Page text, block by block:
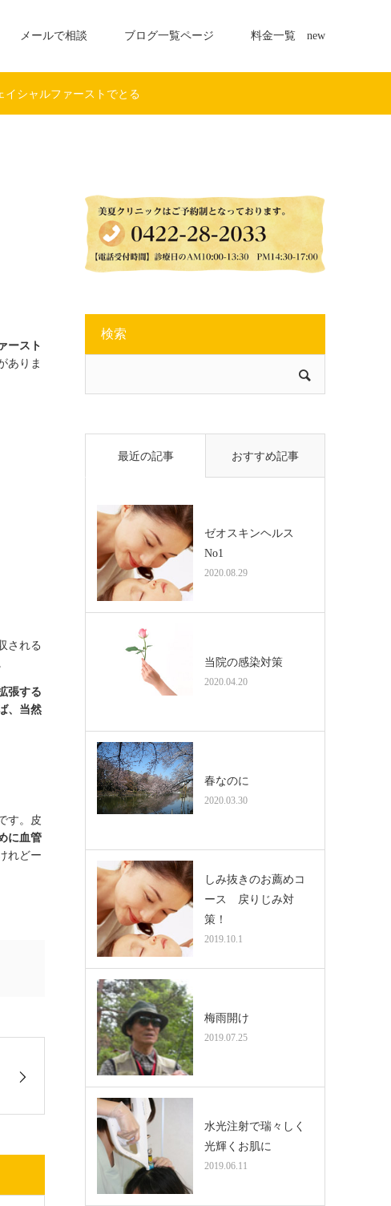
メールで相談 ブログ一覧ページ 料金一覧 new
イシャルファーストでとる
ースト
ありま
される
張する
、当然
す。皮
に血管
れどー
検索
最近の記事 おすすめ記事
ゼオスキンヘルス
No1
2020.08.29
当院の感染対策
2020.04.20
春なのに
2020.03.30
しみ抜きのお薦めコ
ース 戻りじみ対
策！
2019.10.1
梅雨開け
2019.07.25
水光注射で瑞々しく
光輝くお肌に
2019.06.11